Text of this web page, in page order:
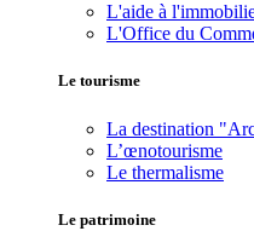
L'aide à
L'Office du
Le tourisme
La destination
L’œnotourisme
Le thermalisme
Le patrimoine